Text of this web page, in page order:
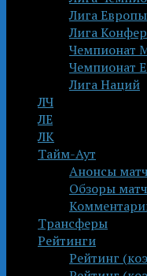
Лига Европы
Лига
Чемпионат
Чемпионат
Лига Наций
ЛЧ
ЛЕ
ЛК
Тайм-Аут
Анонсы
Обзоры
Трансферы
Рейтинги
Рейтинг